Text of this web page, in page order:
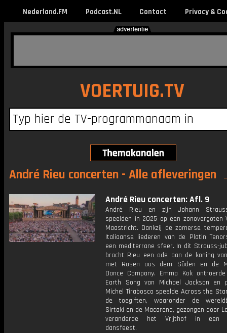
Nederland.FM Podcast.NL Contact Privacy &
VOERTUIG.TV
André Rieu concerten - Alle afleveringen
André Rieu concerten: Afl. 9
André Rieu en zijn Johann
speelden in 2025 op een zonovergoten
Maastricht. Dankzij de zomerse
Italiaanse liederen van de Platin
een mediterrane sfeer. In dit Strauss-
bracht Rieu een ode aan de koning
met Rosen aus dem Süden en de
Dance Company. Emma Kok
Earth Song van Michael Jackson en
Michel Tirabosco speelde Across the
de toegiften, waaronder de
Sirtaki en de Macarena, gezongen door
veranderde het Vrijthof in een
dansfeest.